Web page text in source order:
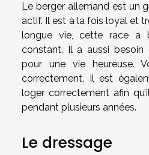
Le berger allemand est un
actif. Il est à la fois loyal et
longue vie, cette race a
constant. Il a aussi besoin
pour une vie heureuse.
correctement. Il est
loger correctement afin
pendant plusieurs années.
Le dressage